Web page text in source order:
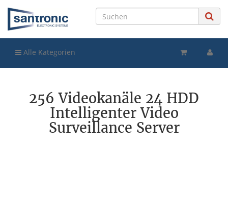
Alle Kategorien
256 Videokanäle 24 HDD
Intelligenter Video
Surveillance Server